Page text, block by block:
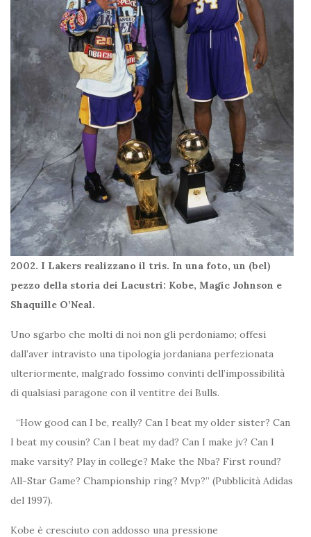
2002. I Lakers realizzano il tris. In una foto, un (bel)
pezzo della storia dei Lacustri: Kobe, Magic Johnson e
Shaquille O’Neal.
Uno sgarbo che molti di noi non gli perdoniamo; offesi
dall’aver intravisto una tipologia jordaniana perfezionata
ulteriormente, malgrado fossimo convinti dell’impossibilità
di qualsiasi paragone con il ventitre dei Bulls.
“How good can I be, really? Can I beat my older sister? Can
I beat my cousin? Can I beat my dad? Can I make jv? Can I
make varsity? Play in college? Make the Nba? First round?
All-Star Game? Championship ring? Mvp?” (Pubblicità Adidas
del 1997).
Kobe è cresciuto con addosso una pressione